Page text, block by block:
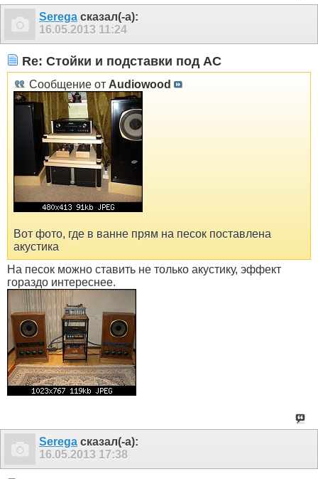
Serega сказал(-а):
16.05.2013 11:24
Re: Стойки и подставки под АС
Сообщение от Audiowood
Вот фото, где в ванне прям на песок поставлена
акустика
На песок можно ставить не только акустику, эффект
гораздо интереснее.
Serega сказал(-а):
16.05.2013 17:38